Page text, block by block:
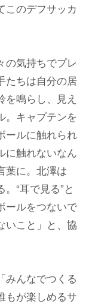
このデフサッカ
の気持ちでプレ
たちは自分の居
鳴らし、見え
。キャプテンを
ールに触れられ
に触れないなん
に。北澤は
“耳で見る”と
ールをつないで
いこと」と、協
みんなでつくる
もが楽しめるサ